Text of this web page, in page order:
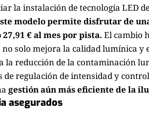
la instalación de tecnología LED
modelo permite disfrutar de
€ al mes por pista. El cambio
solo mejora la calidad lumínica y
la reducción de la contaminación
de regulación de intensidad y
gestión aún más eficiente de la
asegurados